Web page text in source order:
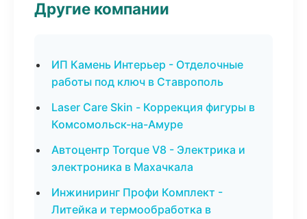
Другие компании
ИП Камень Интерьер - Отделочные
работы под ключ в Ставрополь
Laser Care Skin - Коррекция фигуры в
Комсомольск-на-Амуре
Автоцентр Torque V8 - Электрика и
электроника в Махачкала
Инжиниринг Профи Комплект -
Литейка и термообработка в